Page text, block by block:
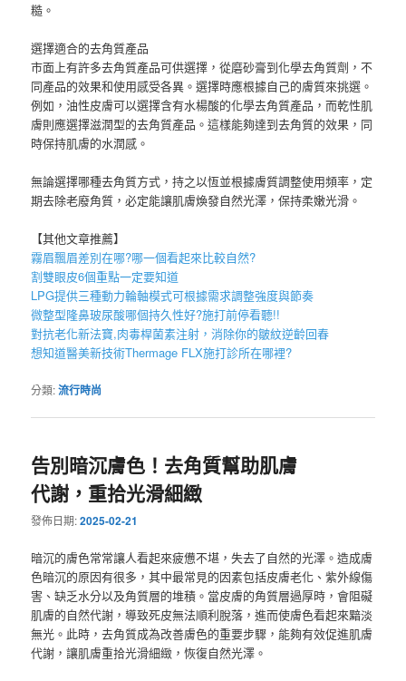
糙。
選擇適合的去角質產品
市面上有許多去角質產品可供選擇，從磨砂膏到化學去角質劑，不
同產品的效果和使用感受各異。選擇時應根據自己的膚質來挑選。
例如，油性皮膚可以選擇含有水楊酸的化學去角質產品，而乾性肌
膚則應選擇滋潤型的去角質產品。這樣能夠達到去角質的效果，同
時保持肌膚的水潤感。
無論選擇哪種去角質方式，持之以恆並根據膚質調整使用頻率，定
期去除老廢角質，必定能讓肌膚煥發自然光澤，保持柔嫩光滑。
【其他文章推薦】
霧眉飄眉差別在哪?哪一個看起來比較自然?
割雙眼皮6個重點一定要知道
LPG提供三種動力輪軸模式可根據需求調整強度與節奏
微整型隆鼻玻尿酸哪個持久性好?施打前停看聽!!
對抗老化新法寶,肉毒桿菌素注射，消除你的皺紋逆齡回春
想知道醫美新技術Thermage FLX施打診所在哪裡?
分類:流行時尚
告別暗沉膚色！去角質幫助肌膚
代謝，重拾光滑細緻
發佈日期:2025-02-21
暗沉的膚色常常讓人看起來疲憊不堪，失去了自然的光澤。造成膚
色暗沉的原因有很多，其中最常見的因素包括皮膚老化、紫外線傷
害、缺乏水分以及角質層的堆積。當皮膚的角質層過厚時，會阻礙
肌膚的自然代謝，導致死皮無法順利脫落，進而使膚色看起來黯淡
無光。此時，去角質成為改善膚色的重要步驟，能夠有效促進肌膚
代謝，讓肌膚重拾光滑細緻，恢復自然光澤。